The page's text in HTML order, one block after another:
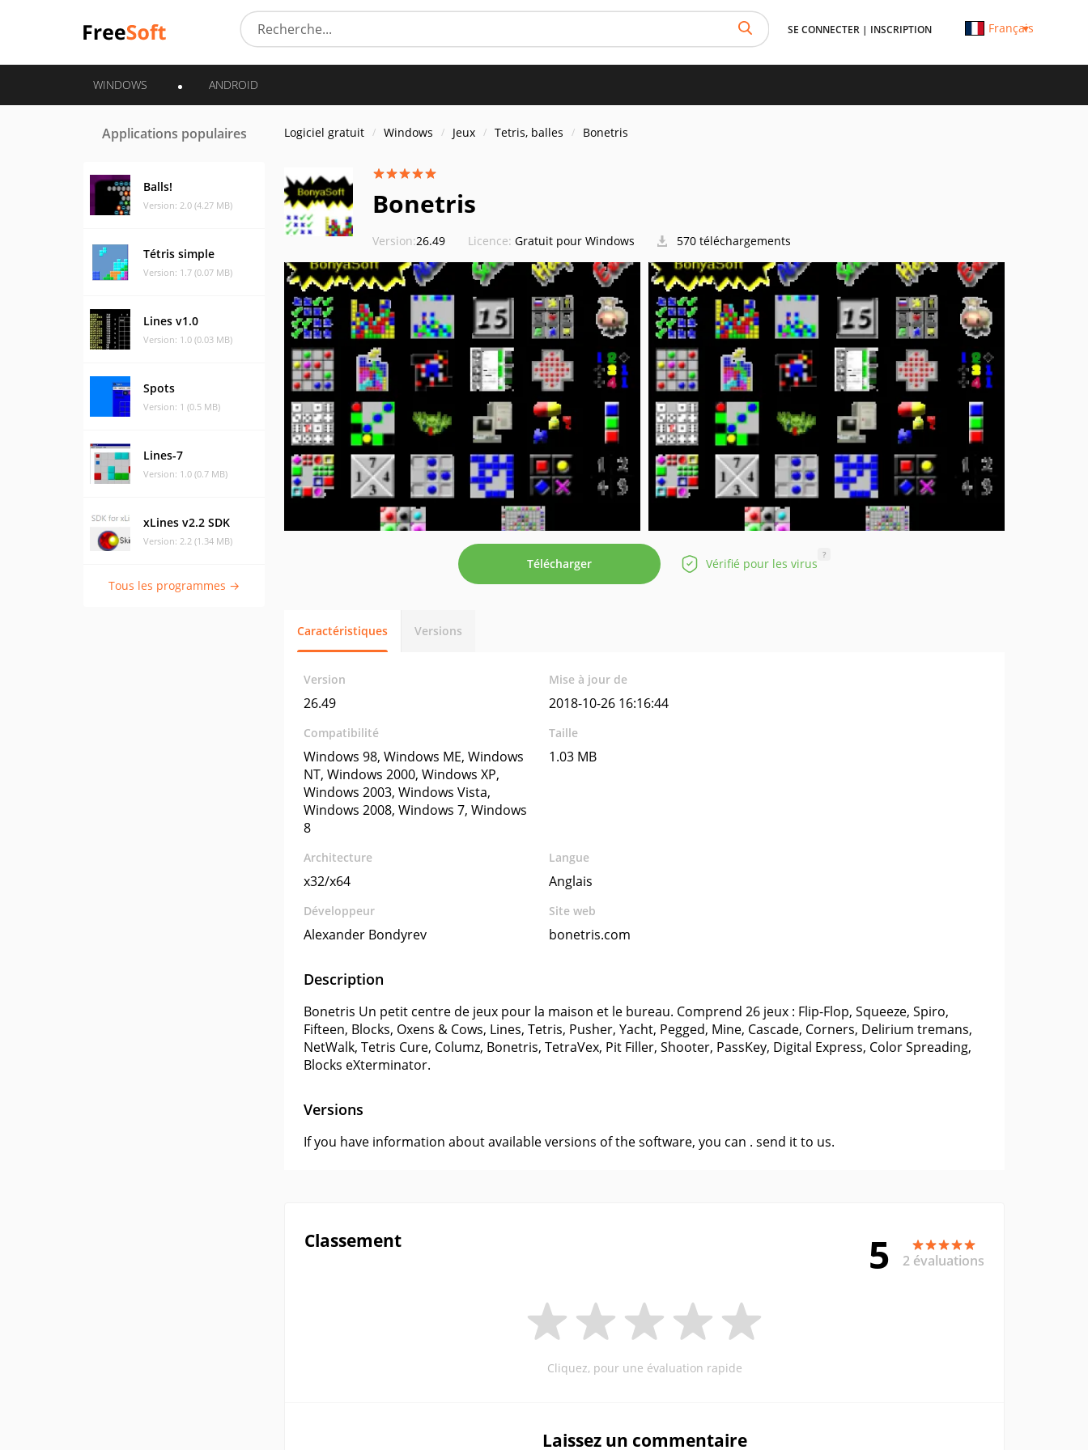
SE CONNECTER | INSCRIPTION Français
WINDOWS ANDROID
Applications populaires
Balls!
Version: 2.0 (4.27 MB)
Tétris simple
Version: 1.7 (0.07 MB)
Lines v1.0
Version: 1.0 (0.03 MB)
Spots
Version: 1 (0.5 MB)
Lines-7
Version: 1.0 (0.7 MB)
xLines v2.2 SDK
Version: 2.2 (1.34 MB)
Tous les programmes →
Logiciel gratuit Windows Jeux Tetris, balles Bonetris
Bonetris
Version:26.49 Licence: Gratuit pour Windows 570 téléchargements
Télécharger Vérifié pour les virus
?
Caractéristiques Versions
Version
26.49
Mise à jour de
2018-10-26 16:16:44
Compatibilité
Windows 98, Windows ME, Windows
NT, Windows 2000, Windows XP,
Windows 2003, Windows Vista,
Windows 2008, Windows 7, Windows
8
Taille
1.03 MB
Architecture
x32/x64
Langue
Anglais
Développeur
Alexander Bondyrev
Site web
bonetris.com
Description
Bonetris Un petit centre de jeux pour la maison et le bureau. Comprend 26 jeux : Flip-Flop, Squeeze, Spiro,
Fifteen, Blocks, Oxens & Cows, Lines, Tetris, Pusher, Yacht, Pegged, Mine, Cascade, Corners, Delirium tremans,
NetWalk, Tetris Cure, Columz, Bonetris, TetraVex, Pit Filler, Shooter, PassKey, Digital Express, Color Spreading,
Blocks eXterminator.
Versions
If you have information about available versions of the software, you can . send it to us.
Classement 5 2 évaluations
Cliquez, pour une évaluation rapide
Laissez un commentaire